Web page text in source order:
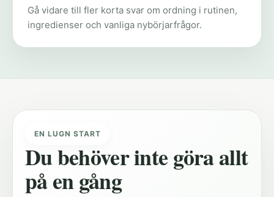
Gå vidare till fler korta svar om ordning i rutinen,
ingredienser och vanliga nybörjarfrågor.
EN LUGN START
Du behöver inte göra allt
på en gång